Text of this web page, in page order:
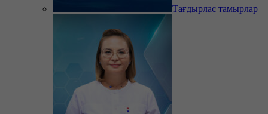
Тағдырлас тамырлар